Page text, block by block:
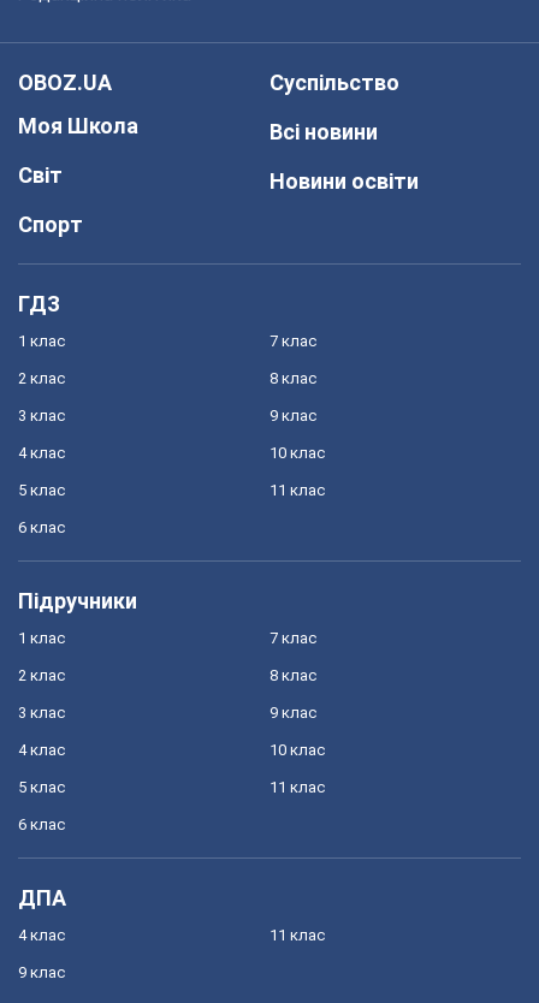
OBOZ.UA
Моя Школа
Світ
Спорт
Суспільство
Всі новини
Новини освіти
ГДЗ
1 клас
2 клас
3 клас
4 клас
5 клас
6 клас
7 клас
8 клас
9 клас
10 клас
11 клас
Підручники
1 клас
2 клас
3 клас
4 клас
5 клас
6 клас
7 клас
8 клас
9 клас
10 клас
11 клас
ДПА
4 клас
9 клас
11 клас